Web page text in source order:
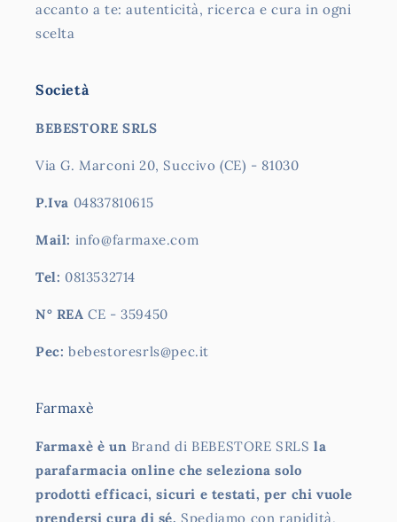
accanto a te: autenticità, ricerca e cura in ogni
scelta
Società
BEBESTORE SRLS
Via G. Marconi 20, Succivo (CE) - 81030
P.Iva 04837810615
Mail: info@farmaxe.com
Tel: 0813532714
N° REA CE - 359450
Pec: bebestoresrls@pec.it
Farmaxè
Farmaxè è un Brand di BEBESTORE SRLS la
parafarmacia online che seleziona solo
prodotti efficaci, sicuri e testati, per chi vuole
prendersi cura di sé. Spediamo con rapidità,